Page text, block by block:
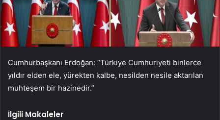
Cumhurbaşkanı Erdoğan: “Türkiye Cumhuriyeti binlerce
yıldır elden ele, yürekten kalbe, nesilden nesile aktarılan
muhteşem bir hazinedir.”
İlgili Makaleler